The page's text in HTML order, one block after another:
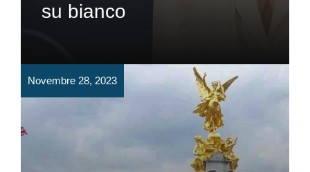
su bianco
Novembre 28, 2023